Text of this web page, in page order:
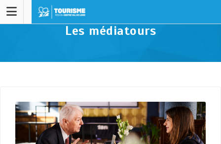
Les médiatours